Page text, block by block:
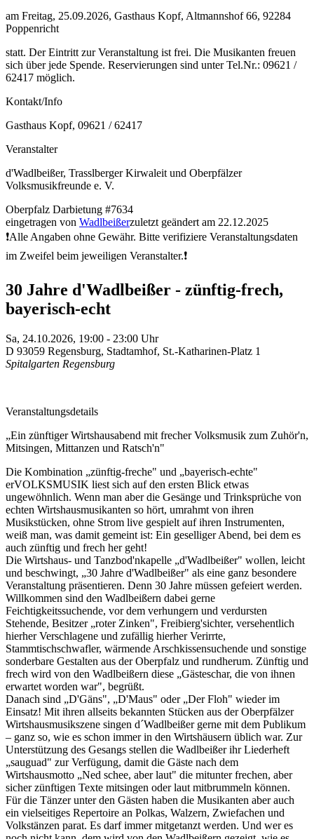
am Freitag, 25.09.2026, Gasthaus Kopf, Altmannshof 66, 92284
Poppenricht
statt. Der Eintritt zur Veranstaltung ist frei. Die Musikanten freuen
sich über jede Spende. Reservierungen sind unter Tel.Nr.: 09621 /
62417 möglich.
Kontakt/Info
Gasthaus Kopf, 09621 / 62417
Veranstalter
d'Wadlbeißer, Trasslberger Kirwaleit und Oberpfälzer
Volksmusikfreunde e. V.
Oberpfalz Darbietung #7634
eingetragen von Wadlbeißerzuletzt geändert am 22.12.2025
❗Alle Angaben ohne Gewähr. Bitte verifiziere Veranstaltungsdaten
im Zweifel beim jeweiligen Veranstalter.❗
30 Jahre d'Wadlbeißer - zünftig-frech,
bayerisch-echt
Sa, 24.10.2026, 19:00 - 23:00 Uhr
D 93059 Regensburg, Stadtamhof, St.-Katharinen-Platz 1
Spitalgarten Regensburg
Veranstaltungsdetails
„Ein zünftiger Wirtshausabend mit frecher Volksmusik zum Zuhör'n,
Mitsingen, Mittanzen und Ratsch'n"
Die Kombination „zünftig-freche" und „bayerisch-echte"
erVOLKSMUSIK liest sich auf den ersten Blick etwas
ungewöhnlich. Wenn man aber die Gesänge und Trinksprüche von
echten Wirtshausmusikanten so hört, umrahmt von ihren
Musikstücken, ohne Strom live gespielt auf ihren Instrumenten,
weiß man, was damit gemeint ist: Ein geselliger Abend, bei dem es
auch zünftig und frech her geht!
Die Wirtshaus- und Tanzbod'nkapelle „d'Wadlbeißer" wollen, leicht
und beschwingt, „30 Jahre d'Wadlbeißer" als eine ganz besondere
Veranstaltung präsentieren. Denn 30 Jahre müssen gefeiert werden.
Willkommen sind den Wadlbeißern dabei gerne
Feichtigkeitssuchende, vor dem verhungern und verdursten
Stehende, Besitzer „roter Zinken", Freibierg'sichter, versehentlich
hierher Verschlagene und zufällig hierher Verirrte,
Stammtischschwafler, wärmende Arschkissensuchende und sonstige
sonderbare Gestalten aus der Oberpfalz und rundherum. Zünftig und
frech wird von den Wadlbeißern diese „Gästeschar, die von ihnen
erwartet worden war", begrüßt.
Danach sind „D'Gäns", „D'Maus" oder „Der Floh" wieder im
Einsatz! Mit ihren allseits bekannten Stücken aus der Oberpfälzer
Wirtshausmusikszene singen d´Wadlbeißer gerne mit dem Publikum
– ganz so, wie es schon immer in den Wirtshäusern üblich war. Zur
Unterstützung des Gesangs stellen die Wadlbeißer ihr Liederheft
„sauguad" zur Verfügung, damit die Gäste nach dem
Wirtshausmotto „Ned schee, aber laut" die mitunter frechen, aber
sicher zünftigen Texte mitsingen oder laut mitbrummeln können.
Für die Tänzer unter den Gästen haben die Musikanten aber auch
ein vielseitiges Repertoire an Polkas, Walzern, Zwiefachen und
Volkstänzen parat. Es darf immer mitgetanzt werden. Und wer es